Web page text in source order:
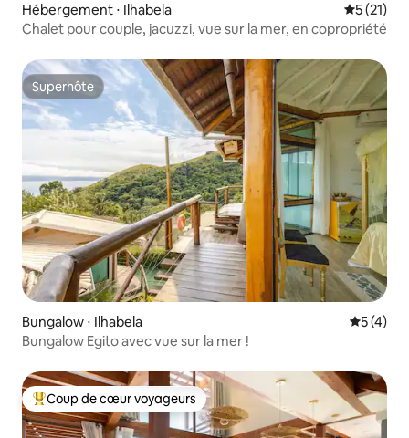
Hébergement ⋅ Ilhabela
5 (21)
Chalet pour couple, jacuzzi, vue sur la mer, en copropriété
Superhôte
Superhôte
Bungalow ⋅ Ilhabela
5 (4)
Bungalow Egito avec vue sur la mer !
Coups de cœur voyageurs les plus appréciés
Coup de cœur voyageurs